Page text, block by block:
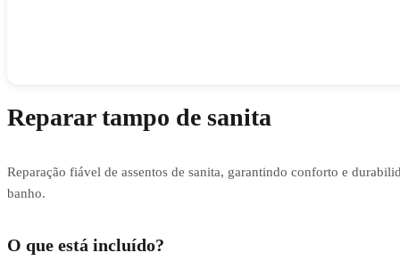
Reparar tampo de sanita
Reparação fiável de assentos de sanita, garantindo conforto e
banho.
O que está incluído?